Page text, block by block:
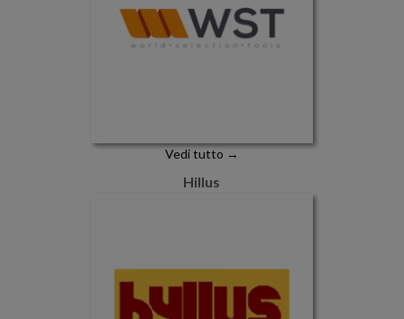
Vedi tutto →
Hillus